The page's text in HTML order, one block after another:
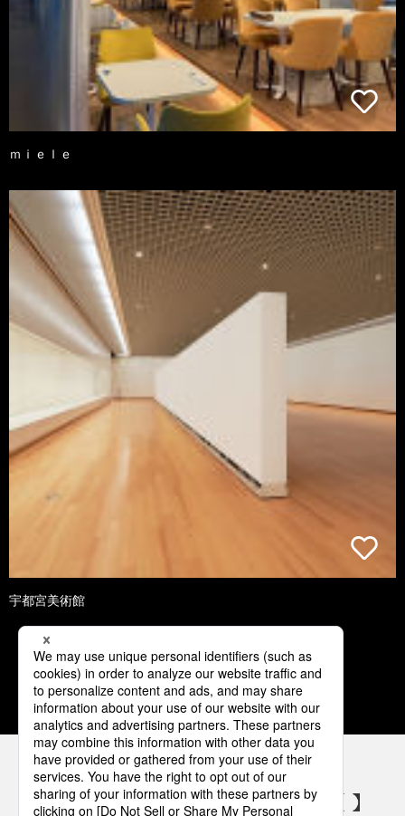
ｍｉｅｌｅ
宇都宮美術館
1 2 3 4 5
パナソニックの電気設備 SNSアカウント